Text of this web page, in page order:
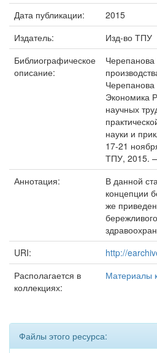
Дата публикации:
2015
Издатель:
Изд-во ТПУ
Библиографическое
описание:
Экономика
научных
науки и
17-21
ТПУ, 2015.
Аннотация:
В данной
концепции
же
URI:
http://
Располагается в
коллекциях:
Материалы
Файлы этого ресурса: